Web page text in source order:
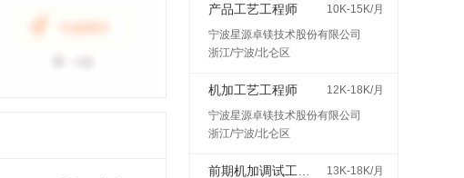
产品工艺工程师
10K-15K/月
宁波星源卓镁技术股份有限公司
浙江/宁波/北仑区
机加工艺工程师
12K-18K/月
宁波星源卓镁技术股份有限公司
浙江/宁波/北仑区
13K-18K/月